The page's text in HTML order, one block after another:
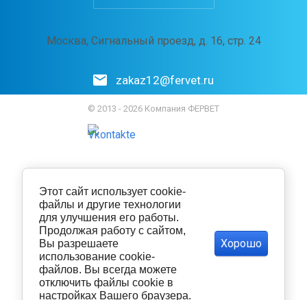
Москва, Сигнальный проезд, д. 16, стр. 24
zakaz12@fervet.ru
© 2013 - 2026 Компания ФЕРВЕТ
Этот сайт использует cookie-
файлы и другие технологии
для улучшения его работы.
Продолжая работу с сайтом,
Вы разрешаете
использование cookie-
файлов. Вы всегда можете
отключить файлы cookie в
настройках Вашего браузера.
Хорошо